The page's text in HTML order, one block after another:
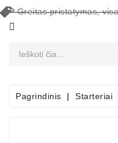
Greitas pristatymas,
CATEGORY
Pagrindinis Starteriai